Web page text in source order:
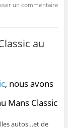
un commentaire
au
, nous avons
Mans Classic
autos…et de